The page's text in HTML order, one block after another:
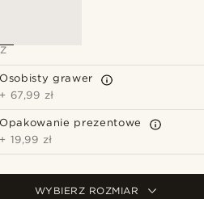
Osobisty grawer
+ 67,99 zł
Opakowanie prezentowe
+ 19,99 zł
WYBIERZ ROZMIAR